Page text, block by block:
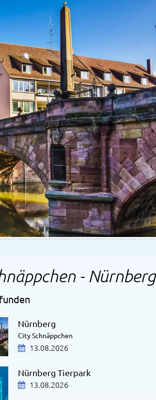
- Nürnberg
Nürnberg
City Schnäppchen
13.08.2026
Nürnberg Tierpark
13.08.2026